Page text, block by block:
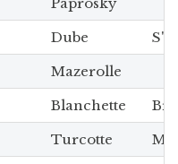
Dube
S'il
Mazerolle
Blanchette
Turcotte